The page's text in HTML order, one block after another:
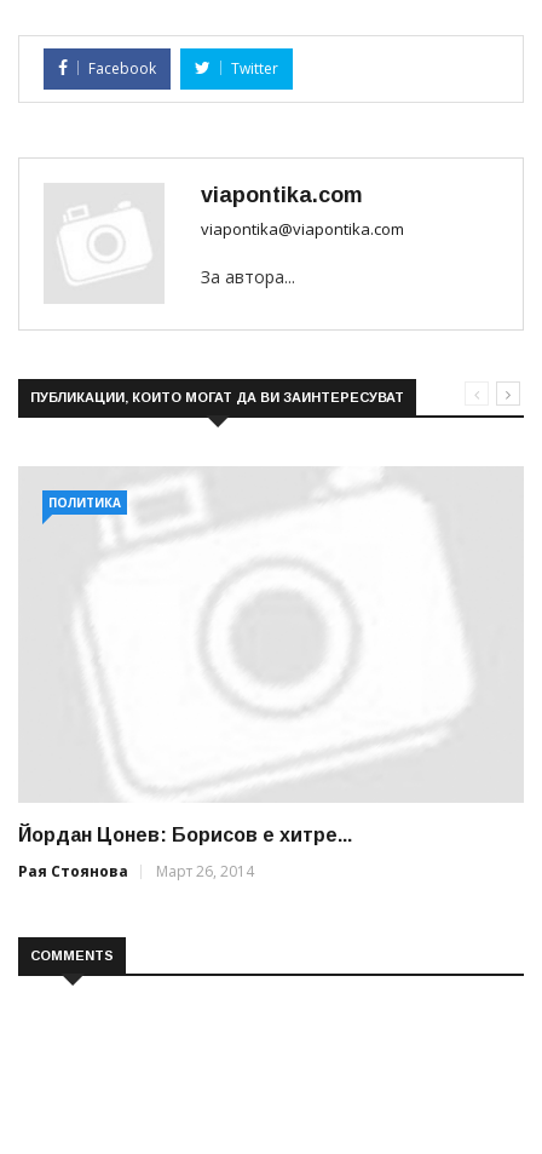
Facebook Twitter
viapontika.com
viapontika@viapontika.com
За автора...
ПУБЛИКАЦИИ, КОИТО МОГАТ ДА ВИ ЗАИНТЕРЕСУВАТ
ПОЛИТИКА
Йордан Цонев: Борисов е хитре...
Рая Стоянова
Март 26, 2014
COMMENTS